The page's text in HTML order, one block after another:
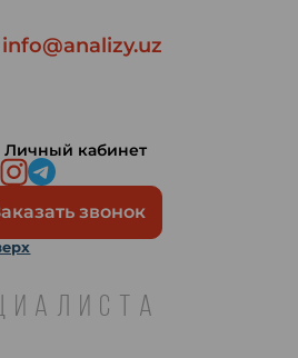
info@analizy.uz
Личный кабинет
звонок